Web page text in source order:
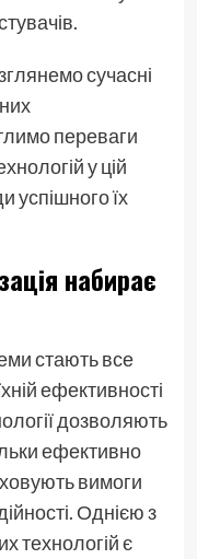
сучасні
переваги
у цій
успішного їх
набирає
стають все
ефективності
дозволяють
ефективно
вимоги
Однією з
технологій є